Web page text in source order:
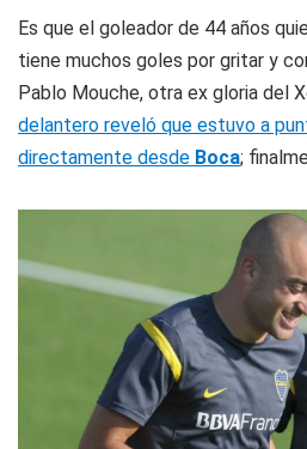
Es que el goleador de 44 años
tiene muchos goles por gritar y
Pablo Mouche, otra ex gloria del
delantero reveló que estuvo a
directamente desde Boca;